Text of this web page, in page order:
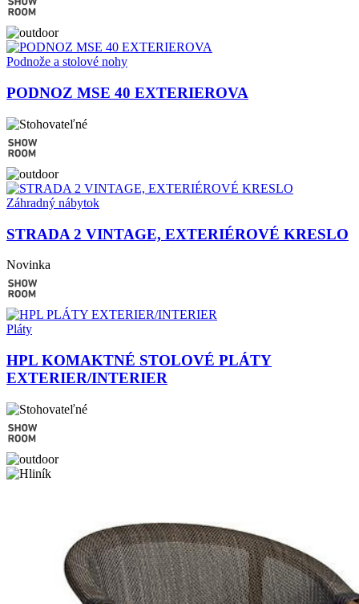
Podnože a stolové nohy
PODNOZ MSE 40 EXTERIEROVA
Záhradný nábytok
STRADA 2 VINTAGE, EXTERIÉROVÉ KRESLO
Novinka
Pláty
HPL KOMAKTNÉ STOLOVÉ PLÁTY
EXTERIER/INTERIER